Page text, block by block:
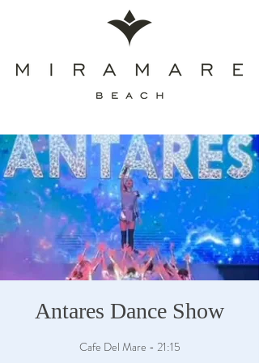
Antares Dance Show
Cafe Del Mare - 21:15